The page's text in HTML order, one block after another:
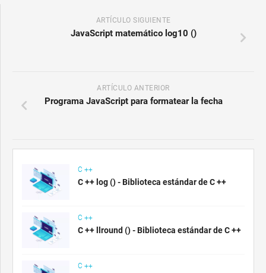
ARTÍCULO SIGUIENTE
JavaScript matemático log10 ()
ARTÍCULO ANTERIOR
Programa JavaScript para formatear la fecha
C ++
C ++ log () - Biblioteca estándar de C ++
C ++
C ++ llround () - Biblioteca estándar de C ++
C ++